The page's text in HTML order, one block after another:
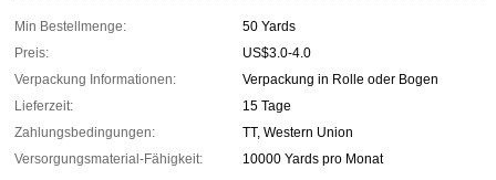
Min Bestellmenge:
50 Yards
Preis:
US$3.0-4.0
Verpackung Informationen:
Verpackung in Rolle oder Bogen
Lieferzeit:
15 Tage
Zahlungsbedingungen:
TT, Western Union
Versorgungsmaterial-Fähigkeit:
10000 Yards pro Monat